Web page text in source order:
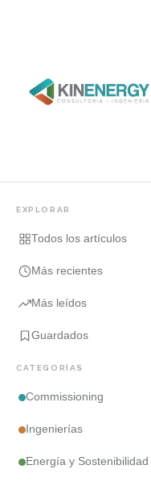
EXPLORAR
Todos los artículos
Más recientes
Más leídos
Guardados
CATEGORÍAS
Commissioning
Ingenierías
Energía y Sostenibilidad